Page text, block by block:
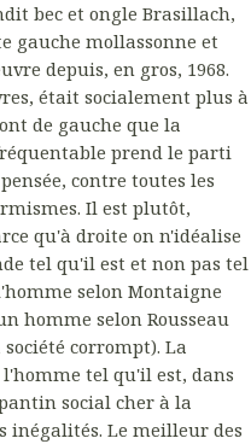
bec et ongle Brasillach,
gauche mollassonne et
depuis, en gros, 1968.
était socialement plus à
de gauche que la
prend le parti
contre toutes les
Il est plutôt,
qu'à droite on n'idéalise
tel qu'il est et non pas tel
selon Montaigne
homme selon Rousseau
corrompt). La
tel qu'il est, dans
social cher à la
inégalités. Le meilleur des